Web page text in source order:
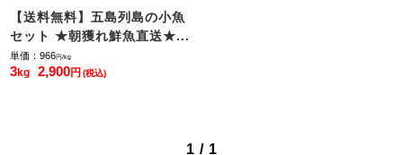
【送料無料】五島列島の小魚
セット ★朝獲れ鮮魚直送★...
単価：966円/kg
3kg 2,900円(税込)
1 / 1